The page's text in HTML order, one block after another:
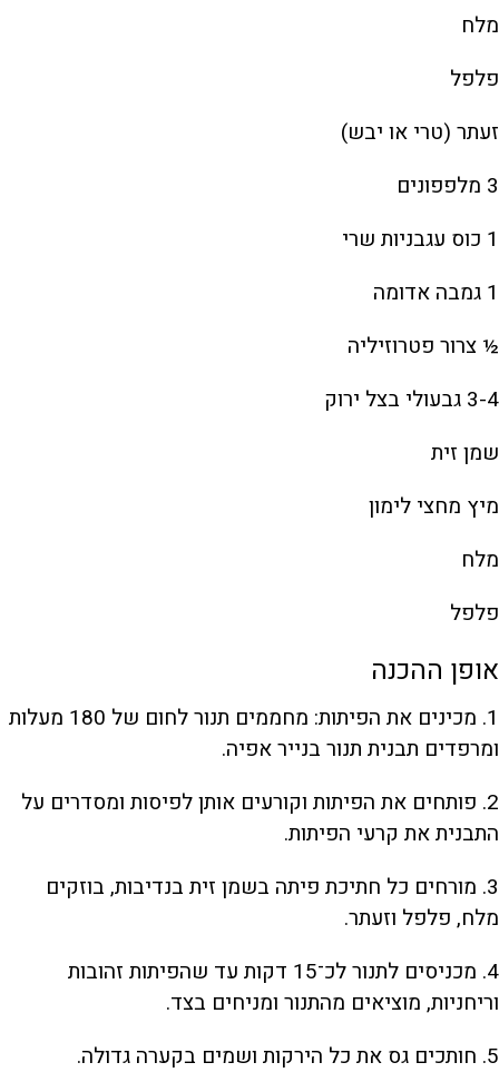
מלח
פלפל
זעתר (טרי או יבש)
3 מלפפונים
1 כוס עגבניות שרי
1 גמבה אדומה
½ צרור פטרוזיליה
3-4 גבעולי בצל ירוק
שמן זית
מיץ מחצי לימון
מלח
פלפל
אופן ההכנה
1. מכינים את הפיתות: מחממים תנור לחום של 180 מעלות
ומרפדים תבנית תנור בנייר אפיה.
2. פותחים את הפיתות וקורעים אותן לפיסות ומסדרים על
התבנית את קרעי הפיתות.
3. מורחים כל חתיכת פיתה בשמן זית בנדיבות, בוזקים
מלח, פלפל וזעתר.
4. מכניסים לתנור לכ־15 דקות עד שהפיתות זהובות
וריחניות, מוציאים מהתנור ומניחים בצד.
5. חותכים גס את כל הירקות ושמים בקערה גדולה.